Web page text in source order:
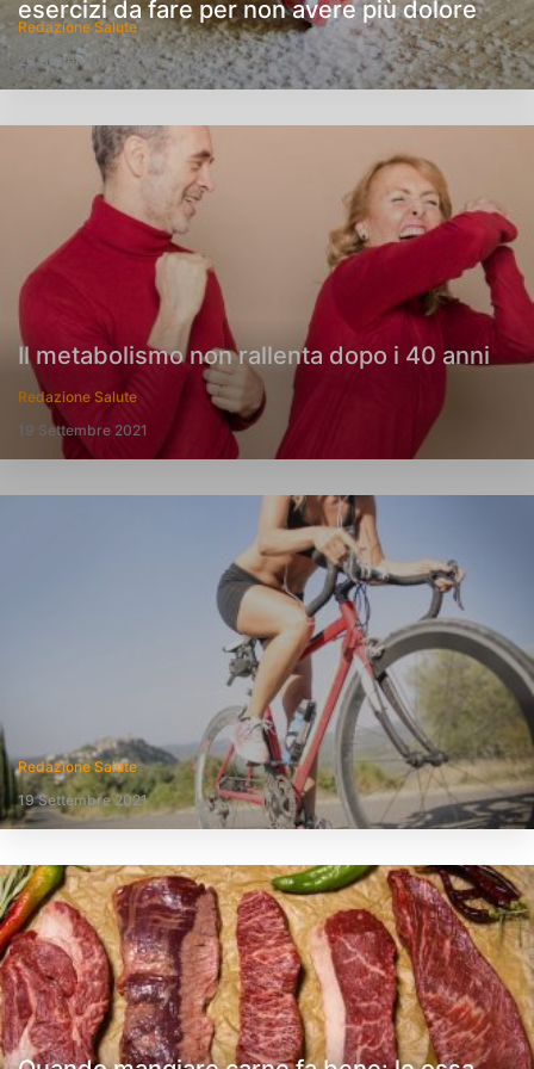
Redazione Salute
20 Settembre 2021
Il metabolismo non rallenta dopo i 40 anni
Redazione Salute
19 Settembre 2021
esercizi da fare per non avere più dolore
Redazione Salute
19 Settembre 2021